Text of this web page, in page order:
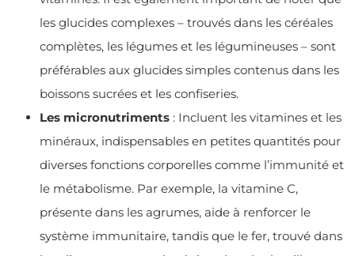
les glucides complexes – trouvés dans les céréales
complètes, les légumes et les légumineuses – sont
préférables aux glucides simples contenus dans les
boissons sucrées et les confiseries.
Les micronutriments : Incluent les vitamines et les
minéraux, indispensables en petites quantités pour
diverses fonctions corporelles comme l’immunité et
le métabolisme. Par exemple, la vitamine C,
présente dans les agrumes, aide à renforcer le
système immunitaire, tandis que le fer, trouvé dans